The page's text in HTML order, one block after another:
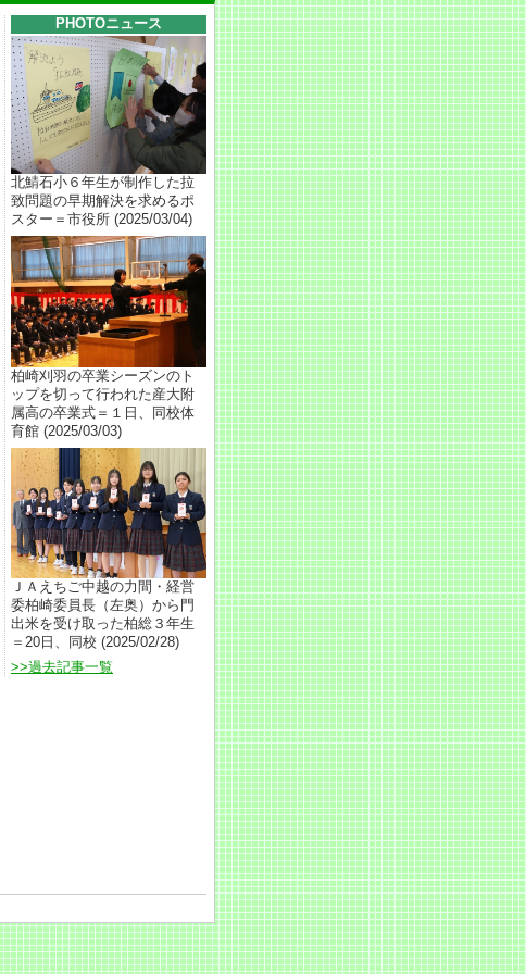
PHOTOニュース
北鯖石小６年生が制作した拉
致問題の早期解決を求めるポ
スター＝市役所 (2025/03/04)
柏崎刈羽の卒業シーズンのト
ップを切って行われた産大附
属高の卒業式＝１日、同校体
育館 (2025/03/03)
ＪＡえちご中越の力間・経営
委柏崎委員長（左奥）から門
出米を受け取った柏総３年生
＝20日、同校 (2025/02/28)
>>過去記事一覧